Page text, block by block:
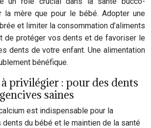
la mère que pour le bébé. Adopter une
et limiter la consommation d’aliments
de protéger vos dents et de favoriser le
dents de votre enfant. Une alimentation
bénéfique.
privilégier : pour des dents
saines
est indispensable pour la
du bébé et le maintien de la santé